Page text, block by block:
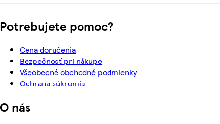
Potrebujete pomoc?
Cena doručenia
Bezpečnosť pri nákupe
Všeobecné obchodné podmienky
Ochrana súkromia
O nás